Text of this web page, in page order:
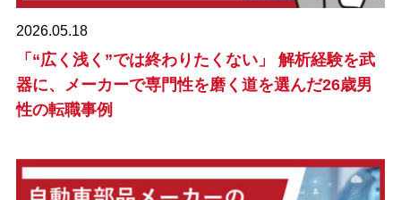
2026.05.18
「“広く浅く”では終わりたくない」 解析経験を武
器に、メーカーで専門性を磨く道を選んだ26歳男
性の転職事例